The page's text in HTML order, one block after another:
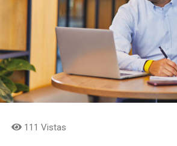
descuento de las acciones frente al
fundamental, en acercar los flujos
y en simplificar la estructura para
asignación de capital en cabeza de
concentrar el rol de gestión de
levantamiento de capital en cabeza
Asset Management (Odinsa)»
111 Vistas